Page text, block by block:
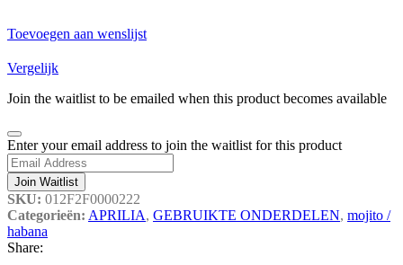
Toevoegen aan wenslijst
Vergelijk
Join the waitlist to be emailed when this product becomes available
Dismiss
notification
Enter your email address to join the waitlist for this product
Join Waitlist
SKU: 012F2F0000222
Categorieën: APRILIA, GEBRUIKTE ONDERDELEN, mojito /
habana
Share: